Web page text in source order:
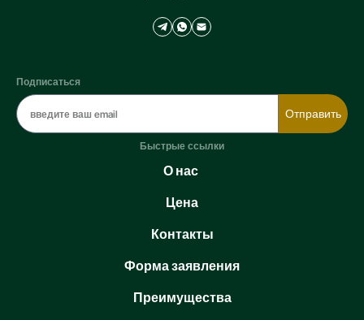
Подписаться
Отправить
Быстрые ссылки
О нас
Цена
Контакты
Форма заявления
Преимущества